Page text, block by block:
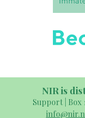
NIR is
Support | Box